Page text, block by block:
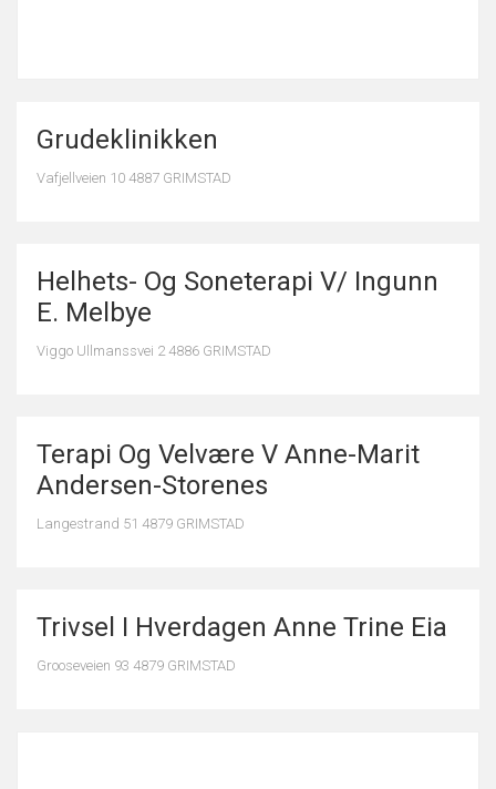
Grudeklinikken
Vafjellveien 10 4887 GRIMSTAD
Helhets- Og Soneterapi V/ Ingunn
E. Melbye
Viggo Ullmanssvei 2 4886 GRIMSTAD
Terapi Og Velvære V Anne-Marit
Andersen-Storenes
Langestrand 51 4879 GRIMSTAD
Trivsel I Hverdagen Anne Trine Eia
Grooseveien 93 4879 GRIMSTAD